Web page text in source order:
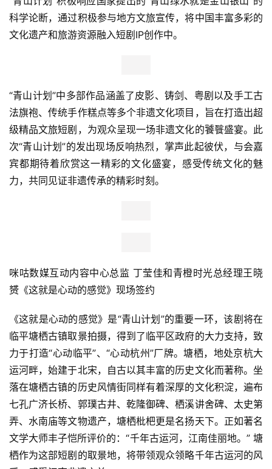
首
科学论断，通过积极参与地方文旅宣传，将中国丰富多彩的
文化遗产和旅游资源融入短剧IP创作中。
“青山计划”中多部作品涵盖了皮影、铸剑、粤剧以及手工古
法旗袍、传统手作糕点等多个非遗文化项目，旨在打造出超
级精品文旅短剧，为观众呈现一场非遗文化的饕餮盛宴。此
次“青山计划”的发出现场反响热烈，掌声此起彼伏，与会嘉
宾都期待着欣赏这一精彩的文化盛宴，感受传统文化的魅
力，共同见证非遗传承的精彩时刻。
咪咕数媒互动内容中心总监 丁莹佳和青橙时光总经理王晓
赟《这就是心动的感觉》现场签约
《这就是心动的感觉》是“青山计划”的重要一环，该剧将在
临平塘栖古镇取景拍摄，得到了临平区政府的大力支持，致
力于打造“心动临平”、“心动杭州”厂牌。塘栖，地处京杭大
运河畔，始建于北宋，自古以其丰富的历史文化而著称。坐
落在塘栖古镇的历史风情街同样有着深厚的文化积淀，遍布
七孔广济长桥、郭璞古井、乾隆御碑、栖溪讲舍碑、太史第
弄、水南庙等文物遗产，塘栖枇杷更是名扬天下。正如著名
文学大师丰子恺所评价的：“千年古运河，江南佳丽地。” 塘
栖作为这部短剧的取景地，将带领观众领略千年古运河的风